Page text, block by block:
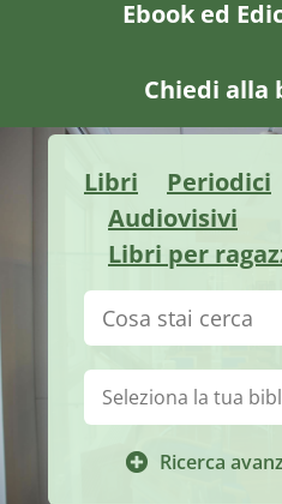
Ebook ed
Chiedi alla
Libri Periodici
Audiovisivi
Libri per
Cerca su "Catalogo"
Ricerca
Biblioteca: